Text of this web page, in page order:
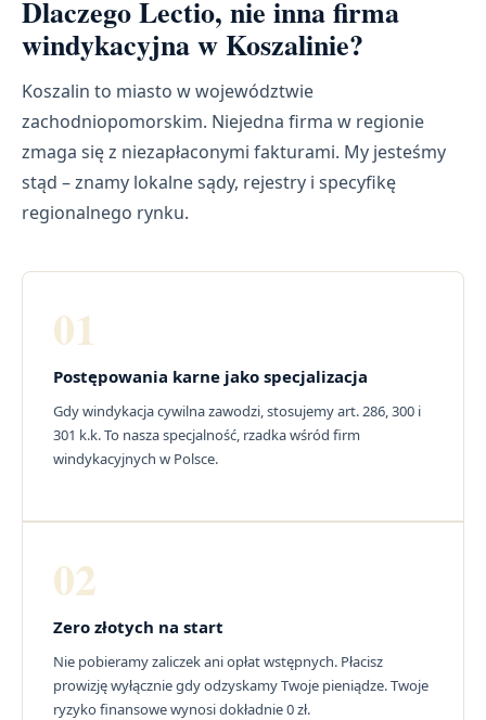
Dlaczego Lectio, nie inna firma
windykacyjna w Koszalinie?
Koszalin to miasto w województwie
zachodniopomorskim. Niejedna firma w regionie
zmaga się z niezapłaconymi fakturami. My jesteśmy
stąd – znamy lokalne sądy, rejestry i specyfikę
regionalnego rynku.
01
Postępowania karne jako specjalizacja
Gdy windykacja cywilna zawodzi, stosujemy art. 286, 300 i
301 k.k. To nasza specjalność, rzadka wśród firm
windykacyjnych w Polsce.
02
Zero złotych na start
Nie pobieramy zaliczek ani opłat wstępnych. Płacisz
prowizję wyłącznie gdy odzyskamy Twoje pieniądze. Twoje
ryzyko finansowe wynosi dokładnie 0 zł.